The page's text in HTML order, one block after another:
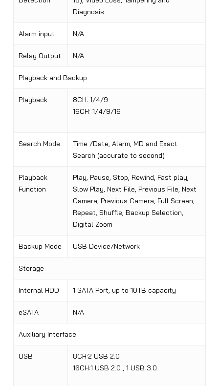
Diagnosis
Alarm input N/A
Relay Output N/A
Playback and Backup
Playback
8CH: 1/4/9
16CH: 1/4/9/16
Search Mode
Time /Date, Alarm, MD and Exact
Search (accurate to second)
Playback
Function
Play, Pause, Stop, Rewind, Fast play,
Slow Play, Next File, Previous File, Next
Camera, Previous Camera, Full Screen,
Repeat, Shuffle, Backup Selection,
Digital Zoom
Backup Mode USB Device/Network
Storage
Internal HDD 1 SATA Port, up to 10TB capacity
eSATA N/A
Auxiliary Interface
USB
8CH:2 USB 2.0
16CH:1 USB 2.0 , 1 USB 3.0